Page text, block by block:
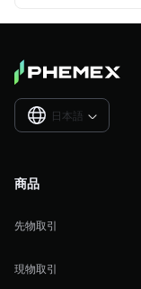
日本語 
商品
先物取引
現物取引